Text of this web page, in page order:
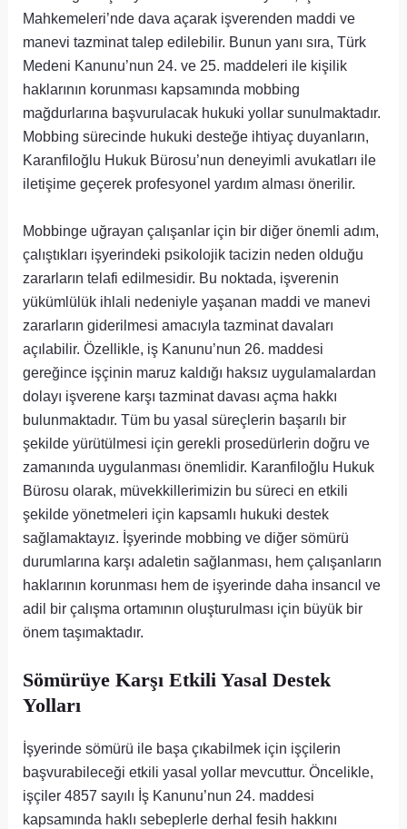
Mahkemeleri’nde dava açarak işverenden maddi ve
manevi tazminat talep edilebilir. Bunun yanı sıra, Türk
Medeni Kanunu’nun 24. ve 25. maddeleri ile kişilik
haklarının korunması kapsamında mobbing
mağdurlarına başvurulacak hukuki yollar sunulmaktadır.
Mobbing sürecinde hukuki desteğe ihtiyaç duyanların,
Karanfiloğlu Hukuk Bürosu’nun deneyimli avukatları ile
iletişime geçerek profesyonel yardım alması önerilir.
Mobbinge uğrayan çalışanlar için bir diğer önemli adım,
çalıştıkları işyerindeki psikolojik tacizin neden olduğu
zararların telafi edilmesidir. Bu noktada, işverenin
yükümlülük ihlali nedeniyle yaşanan maddi ve manevi
zararların giderilmesi amacıyla tazminat davaları
açılabilir. Özellikle, iş Kanunu’nun 26. maddesi
gereğince işçinin maruz kaldığı haksız uygulamalardan
dolayı işverene karşı tazminat davası açma hakkı
bulunmaktadır. Tüm bu yasal süreçlerin başarılı bir
şekilde yürütülmesi için gerekli prosedürlerin doğru ve
zamanında uygulanması önemlidir. Karanfiloğlu Hukuk
Bürosu olarak, müvekkillerimizin bu süreci en etkili
şekilde yönetmeleri için kapsamlı hukuki destek
sağlamaktayız. İşyerinde mobbing ve diğer sömürü
durumlarına karşı adaletin sağlanması, hem çalışanların
haklarının korunması hem de işyerinde daha insancıl ve
adil bir çalışma ortamının oluşturulması için büyük bir
önem taşımaktadır.
Sömürüye Karşı Etkili Yasal Destek
Yolları
İşyerinde sömürü ile başa çıkabilmek için işçilerin
başvurabileceği etkili yasal yollar mevcuttur. Öncelikle,
işçiler 4857 sayılı İş Kanunu’nun 24. maddesi
kapsamında haklı sebeplerle derhal fesih hakkını